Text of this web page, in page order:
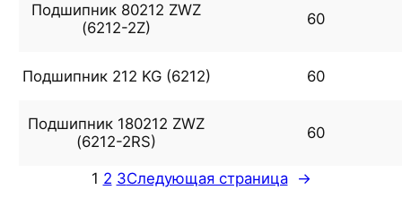
Подшипник 80212 ZWZ
(6212-2Z)
60
Подшипник 212 KG (6212) 60
Подшипник 180212 ZWZ
(6212-2RS)
60
1 2 3Следующая страница →